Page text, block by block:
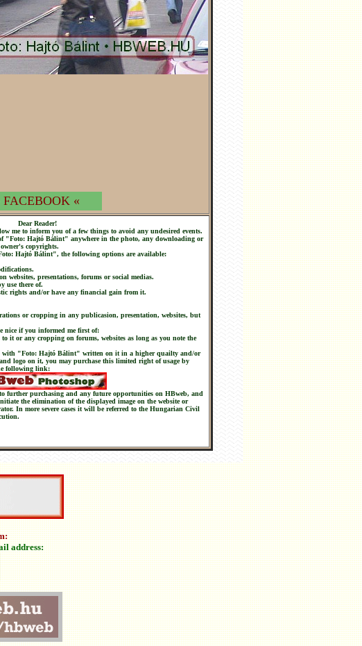
FACEBOOK «
Dear Reader!
me to inform you of a few things to avoid any undesired events.
"Foto: Hajtó Bálint" anywhere in the photo, any downloading or
copyrights.
Hajtó Bálint", the following options are available:
websites, presentations, forums or social medias.
use there of.
rights and/or have any financial gain from it.
or cropping in any publicasion, presentation, websites, but
nice if you informed me first of:
it or any cropping on forums, websites as long as you note the
with "Foto: Hajtó Bálint" written on it in a higher quailty and/or
logo on it, you may purchase this limited right of usage by
following link:
further purchasing and any future opportunities on HBweb, and
the elimination of the displayed image on the website or
In more severe cases it will be referred to the Hungarian Civil
address: